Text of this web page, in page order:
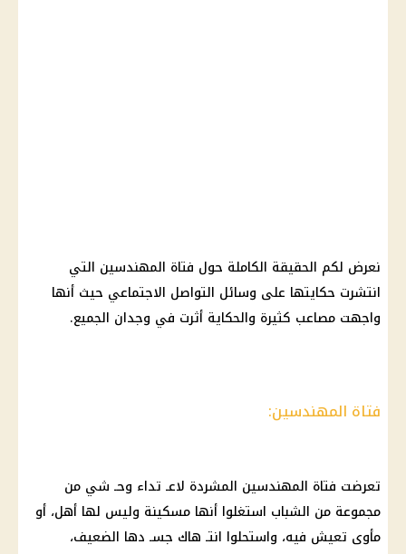
نعرض لكم الحقيقة الكاملة حول فتاة المهندسين التي
انتشرت حكايتها على وسائل التواصل الاجتماعي حيث أنها
واجهت مصاعب كثيرة والحكاية أثرت في وجدان الجميع.
فتاة المهندسين:
تعرضت فتاة المهندسين المشردة لاعـ تداء وحـ شي من
مجموعة من الشباب استغلوا أنها مسكينة وليس لها أهل، أو
مأوى تعيش فيه، واستحلوا انتـ هاك جسـ دها الضعيف،